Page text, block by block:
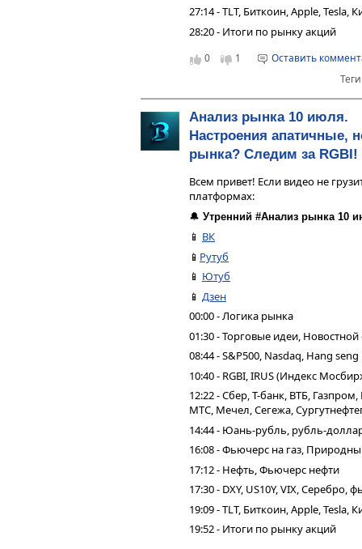
27:14 - TLT, Биткоин, Apple, Tesla,
28:20 - Итоги по рынку акций
0 1
Оставить
Анализ рынка 10 июля.
Настроения апатичные,
рынка? Следим за RGBI!
Всем привет! Если видео не
платформах:
🔔 Утренний #Анализ рынка 10
📱 ВК
📱 Рутуб
📱 Ютуб
📱 Дзен
00:00 - Логика рынка
01:30 - Торговые идеи,
08:44 - S&P500, Nasdaq, Hang seng
10:40 - RGBI, IRUS (Индекс
12:22 - Сбер, Т-банк, ВТБ,
МТС, Мечел, Сегежа,
14:44 - Юань-рубль, рубль-
16:08 - Фьючерс на газ,
17:12 - Нефть, Фьючерс нефти
17:30 - DXY, US10Y, VIX,
19:09 - TLT, Биткоин, Apple, Tesla,
19:52 - Итоги по рынку акций